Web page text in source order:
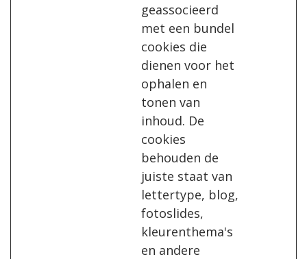
geassocieerd
met een bundel
cookies die
dienen voor het
ophalen en
tonen van
inhoud. De
cookies
behouden de
juiste staat van
lettertype, blog,
fotoslides,
kleurenthema's
en andere